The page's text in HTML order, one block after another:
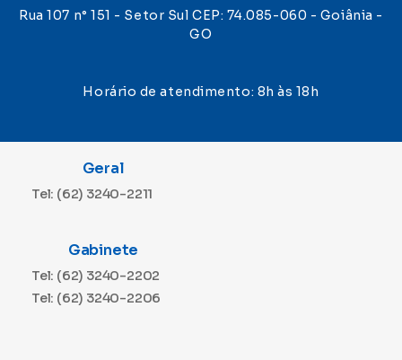
Rua 107 n° 151 - Setor Sul CEP: 74.085-060 - Goiânia -
GO
Horário de atendimento: 8h às 18h
Geral
Tel: (62) 3240-2211
Gabinete
Tel: (62) 3240-2202
Tel: (62) 3240-2206